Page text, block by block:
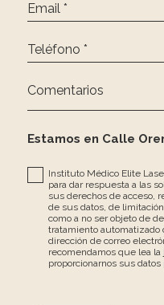
Email *
Teléfono *
Comentarios
Estamos en Calle
Instituto Médico Elite
para dar respuesta a las
sus derechos de acceso,
de sus datos, de
como a no ser objeto de
tratamiento automatizado
dirección de correo
recomendamos que lea la
proporcionarnos sus datos